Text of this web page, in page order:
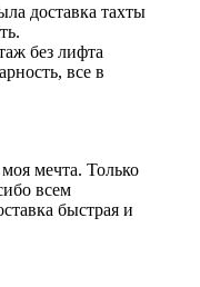
доставка тахты
без лифта
все в
мечта. Только
всем
быстрая и